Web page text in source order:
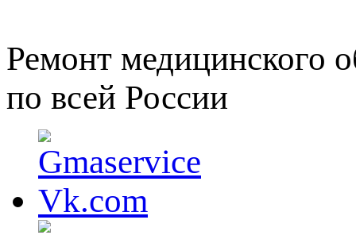
Ремонт медицинского
по всей России